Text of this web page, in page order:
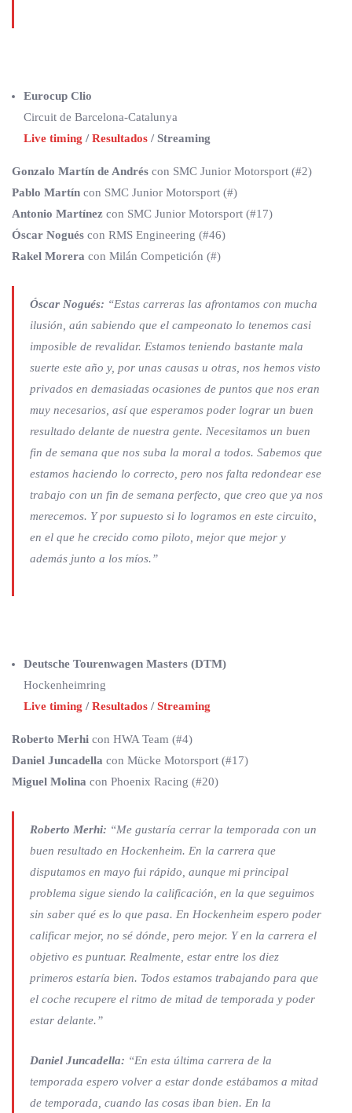
Eurocup Clio
Circuit de Barcelona-Catalunya
Live timing / Resultados / Streaming
Gonzalo Martín de Andrés con SMC Junior Motorsport (#2)
Pablo Martín con SMC Junior Motorsport (#)
Antonio Martínez con SMC Junior Motorsport (#17)
Óscar Nogués con RMS Engineering (#46)
Rakel Morera con Milán Competición (#)
Óscar Nogués: “Estas carreras las afrontamos con mucha
ilusión, aún sabiendo que el campeonato lo tenemos casi
imposible de revalidar. Estamos teniendo bastante mala
suerte este año y, por unas causas u otras, nos hemos visto
privados en demasiadas ocasiones de puntos que nos eran
muy necesarios, así que esperamos poder lograr un buen
resultado delante de nuestra gente. Necesitamos un buen
fin de semana que nos suba la moral a todos. Sabemos que
estamos haciendo lo correcto, pero nos falta redondear ese
trabajo con un fin de semana perfecto, que creo que ya nos
merecemos. Y por supuesto si lo logramos en este circuito,
en el que he crecido como piloto, mejor que mejor y
además junto a los míos.”
Deutsche Tourenwagen Masters (DTM)
Hockenheimring
Live timing / Resultados / Streaming
Roberto Merhi con HWA Team (#4)
Daniel Juncadella con Mücke Motorsport (#17)
Miguel Molina con Phoenix Racing (#20)
Roberto Merhi: “Me gustaría cerrar la temporada con un
buen resultado en Hockenheim. En la carrera que
disputamos en mayo fui rápido, aunque mi principal
problema sigue siendo la calificación, en la que seguimos
sin saber qué es lo que pasa. En Hockenheim espero poder
calificar mejor, no sé dónde, pero mejor. Y en la carrera el
objetivo es puntuar. Realmente, estar entre los diez
primeros estaría bien. Todos estamos trabajando para que
el coche recupere el ritmo de mitad de temporada y poder
estar delante.”
Daniel Juncadella: “En esta última carrera de la
temporada espero volver a estar donde estábamos a mitad
de temporada, cuando las cosas iban bien. En la